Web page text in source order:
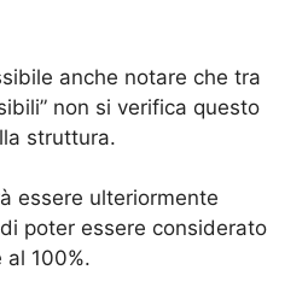
anche notare che tra
non si verifica questo
struttura.
essere ulteriormente
poter essere considerato
100%.